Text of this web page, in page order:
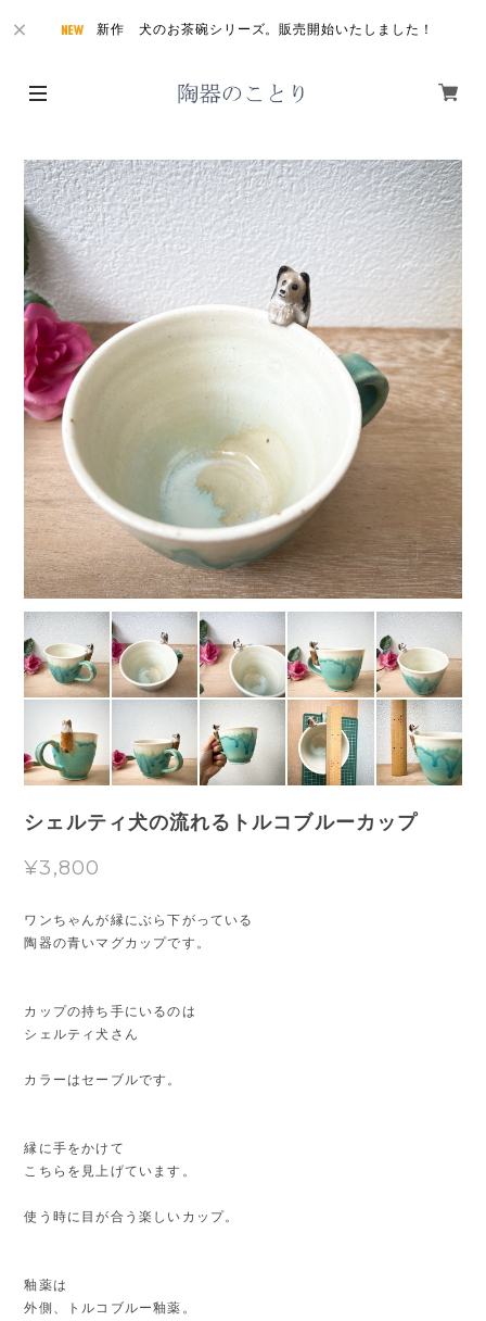
新作 犬のお茶碗シリーズ。販売開始いたしました！
シェルティ犬の流れるトルコブルーカップ
¥3,800
ワンちゃんが縁にぶら下がっている
陶器の青いマグカップです。
カップの持ち手にいるのは
シェルティ犬さん
カラーはセーブルです。
縁に手をかけて
こちらを見上げています。
使う時に目が合う楽しいカップ。
釉薬は
外側、トルコブルー釉薬。